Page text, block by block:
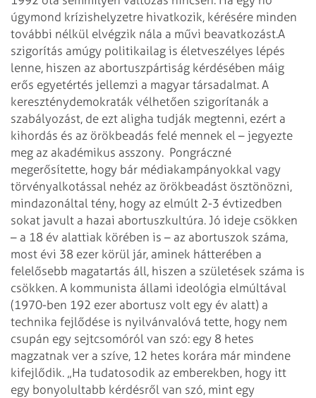
úgymond krízishelyzetre hivatkozik, kérésére minden
további nélkül elvégzik nála a művi beavatkozást.A
szigorítás amúgy politikailag is életveszélyes lépés
lenne, hiszen az abortuszpártiság kérdésében máig
erős egyetértés jellemzi a magyar társadalmat. A
kereszténydemokraták vélhetően szigorítanák a
szabályozást, de ezt aligha tudják megtenni, ezért a
kihordás és az örökbeadás felé mennek el – jegyezte
meg az akadémikus asszony. Pongráczné
megerősítette, hogy bár médiakampányokkal vagy
törvényalkotással nehéz az örökbeadást ösztönözni,
mindazonáltal tény, hogy az elmúlt 2-3 évtizedben
sokat javult a hazai abortuszkultúra. Jó ideje csökken
– a 18 év alattiak körében is – az abortuszok száma,
most évi 38 ezer körül jár, aminek hátterében a
felelősebb magatartás áll, hiszen a születések száma is
csökken. A kommunista állami ideológia elmúltával
(1970-ben 192 ezer abortusz volt egy év alatt) a
technika fejlődése is nyilvánvalóvá tette, hogy nem
csupán egy sejtcsomóról van szó: egy 8 hetes
magzatnak ver a szíve, 12 hetes korára már mindene
kifejlődik. „Ha tudatosodik az emberekben, hogy itt
egy bonyolultabb kérdésről van szó, mint egy